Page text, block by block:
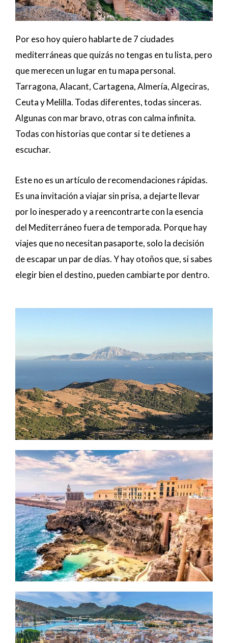
Por eso hoy quiero hablarte de 7 ciudades
mediterráneas que quizás no tengas en tu lista, pero
que merecen un lugar en tu mapa personal.
Tarragona, Alacant, Cartagena, Almería, Algeciras,
Ceuta y Melilla. Todas diferentes, todas sinceras.
Algunas con mar bravo, otras con calma infinita.
Todas con historias que contar si te detienes a
escuchar.
Este no es un artículo de recomendaciones rápidas.
Es una invitación a viajar sin prisa, a dejarte llevar
por lo inesperado y a reencontrarte con la esencia
del Mediterráneo fuera de temporada. Porque hay
viajes que no necesitan pasaporte, solo la decisión
de escapar un par de días. Y hay otoños que, si sabes
elegir bien el destino, pueden cambiarte por dentro.